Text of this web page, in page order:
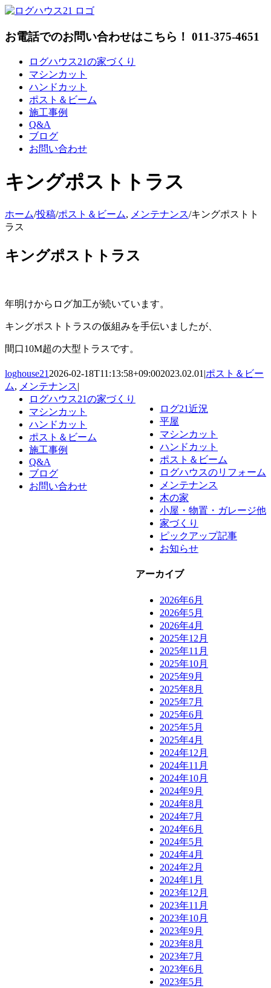
Skip
content
お電話でのお問い合わせはこちら！ 011-375-4651
ログハウス21の家づくり
マシンカット
ハンドカット
ポスト＆ビーム
施工事例
Q&A
ブログ
お問い合わせ
キングポストトラス
ホーム/投稿/ポスト＆ビーム, メンテナンス/キングポストト
ラス
キングポストトラス
年明けからログ加工が続いています。
キングポストトラスの仮組みを手伝いましたが、
間口10M超の大型トラスです。
loghouse21 2026-02-18T11:13:58+09:002023.02.01 |ポスト＆ビー
ム, メンテナンス|
ログ21近況
平屋
マシンカット
ハンドカット
ポスト＆ビーム
ログハウスのリフォーム
メンテナンス
木の家
小屋・物置・ガレージ他
家づくり
ピックアップ記事
お知らせ
アーカイブ
2026年6月
2026年5月
2026年4月
2025年12月
2025年11月
2025年10月
2025年9月
2025年8月
2025年7月
2025年6月
2025年5月
2025年4月
2024年12月
2024年11月
2024年10月
2024年9月
2024年8月
2024年7月
2024年6月
2024年5月
2024年4月
2024年2月
2024年1月
2023年12月
2023年11月
2023年10月
2023年9月
2023年8月
2023年7月
2023年6月
2023年5月
ログハウス21の家づくり
マシンカット
ハンドカット
ポスト＆ビーム
施工事例
Q&A
ブログ
お問い合わせ